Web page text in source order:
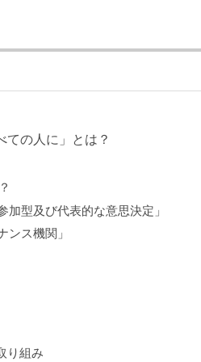
ての人に」とは？
型及び代表的な意思決定」
ンス機関」
り組み